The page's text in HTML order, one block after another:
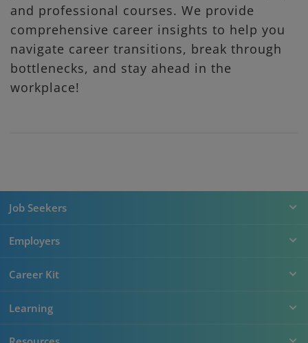
and professional courses. We provide
comprehensive career insights to help you
navigate career transitions, break through
bottlenecks, and stay ahead in the
workplace!
Job Seekers
Employers
Career Kit
Learning